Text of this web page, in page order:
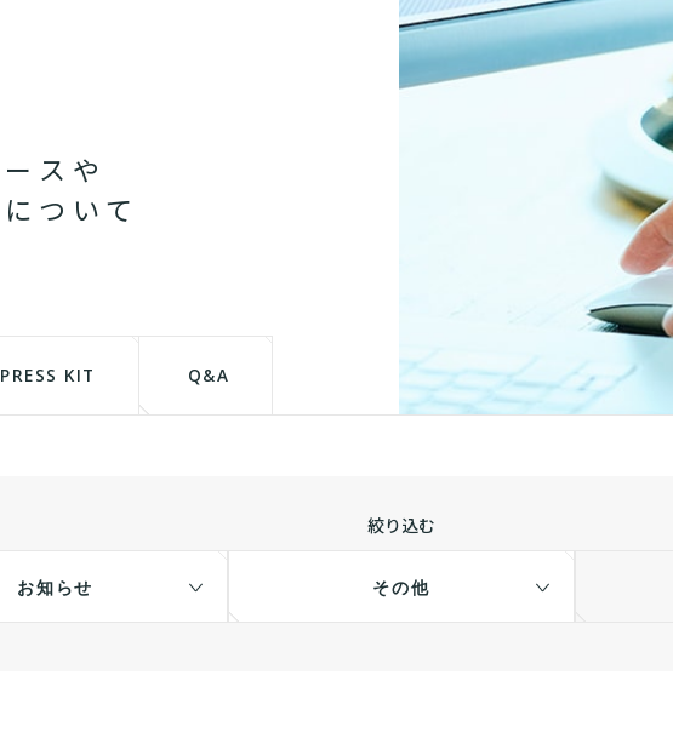
ー ス や
に つ い て
PRESS KIT Q&A
絞り込む
お知らせ その他